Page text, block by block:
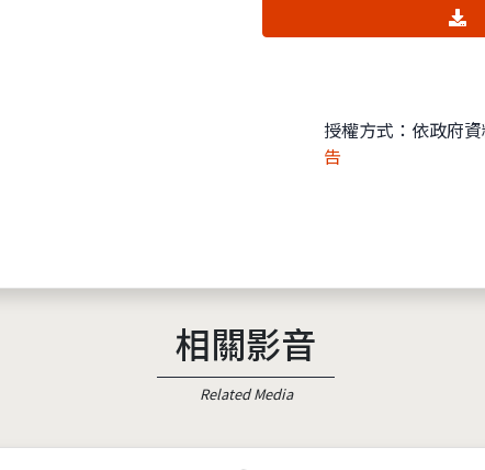
授權方式：依政府
告
相關影音
Related Media